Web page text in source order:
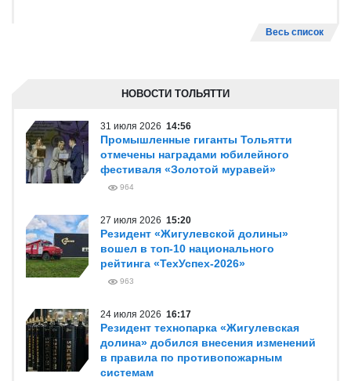
Весь список
НОВОСТИ ТОЛЬЯТТИ
31 июля 2026 14:56
Промышленные гиганты Тольятти
отмечены наградами юбилейного
фестиваля «Золотой муравей»
964
27 июля 2026 15:20
Резидент «Жигулевской долины»
вошел в топ-10 национального
рейтинга «ТехУспех-2026»
963
24 июля 2026 16:17
Резидент технопарка «Жигулевская
долина» добился внесения изменений
в правила по противопожарным
системам